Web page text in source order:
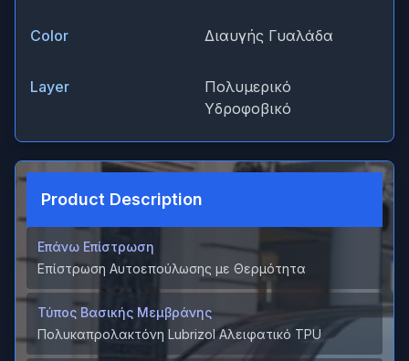
Color Διαυγής Γυαλάδα
Layer
Πολυμερικό
Υδροφοβικό
Product Description
Επάνω Επίστρωση
Επίστρωση Αυτοεπούλωσης με Θερμότητα
Τύπος Βασικής Μεμβράνης
Πολυκαπρολακτόνη Lubrizol Αλειφατικό TPU